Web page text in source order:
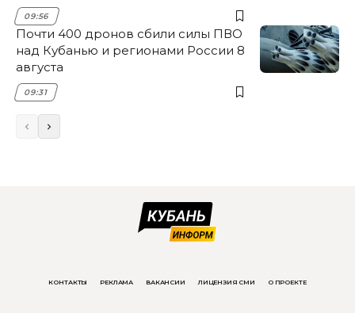
09:56
Почти 400 дронов сбили силы ПВО
над Кубанью и регионами России 8
августа
09:31
КОНТАКТЫ РЕКЛАМА ВАКАНСИИ ЛИЦЕНЗИЯ СМИ О ПРОЕКТЕ